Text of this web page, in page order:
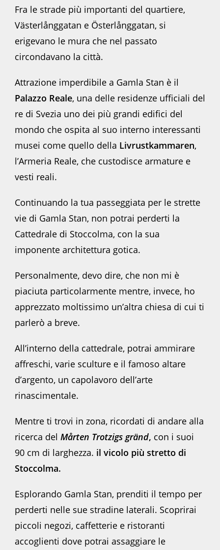
Fra le strade più importanti del quartiere,
Västerlånggatan e Österlånggatan, si
erigevano le mura che nel passato
circondavano la città.
Attrazione imperdibile a Gamla Stan è il
Palazzo Reale, una delle residenze ufficiali del
re di Svezia uno dei più grandi edifici del
mondo che ospita al suo interno interessanti
musei come quello della Livrustkammaren,
l’Armeria Reale, che custodisce armature e
vesti reali.
Continuando la tua passeggiata per le strette
vie di Gamla Stan, non potrai perderti la
Cattedrale di Stoccolma, con la sua
imponente architettura gotica.
Personalmente, devo dire, che non mi è
piaciuta particolarmente mentre, invece, ho
apprezzato moltissimo un’altra chiesa di cui ti
parlerò a breve.
All’interno della cattedrale, potrai ammirare
affreschi, varie sculture e il famoso altare
d’argento, un capolavoro dell’arte
rinascimentale.
Mentre ti trovi in zona, ricordati di andare alla
ricerca del Mårten Trotzigs gränd, con i suoi
90 cm di larghezza. il vicolo più stretto di
Stoccolma.
Esplorando Gamla Stan, prenditi il tempo per
perderti nelle sue stradine laterali. Scoprirai
piccoli negozi, caffetterie e ristoranti
accoglienti dove potrai assaggiare le